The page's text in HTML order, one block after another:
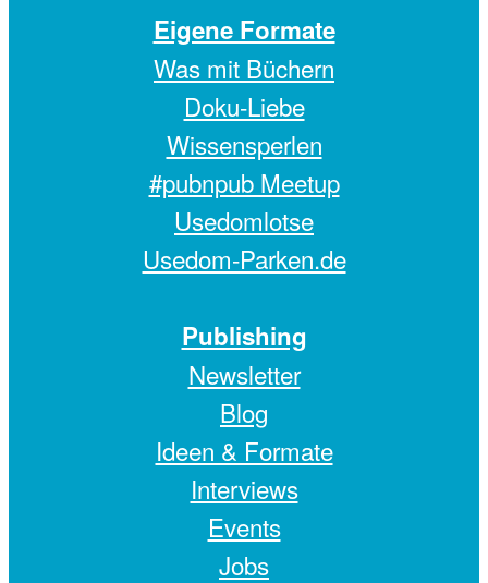
Eigene Formate
Was mit Büchern
Doku-Liebe
Wissensperlen
#pubnpub Meetup
Usedomlotse
Usedom-Parken.de
Publishing
Newsletter
Blog
Ideen & Formate
Interviews
Events
Jobs